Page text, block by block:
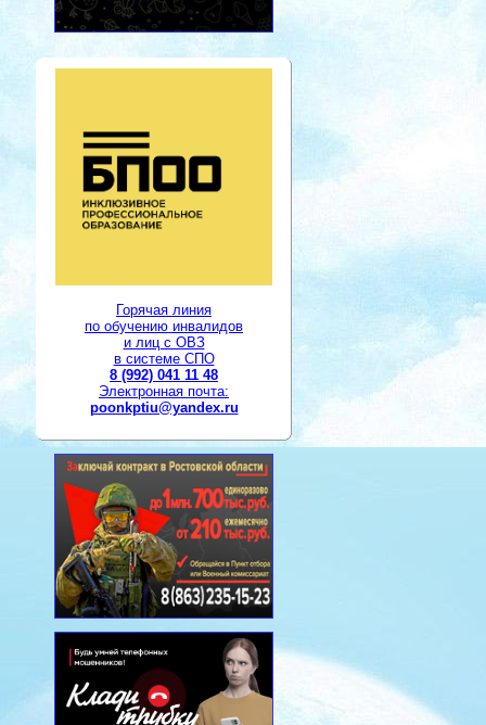
Горячая линия
по обучению инвалидов
и лиц с ОВЗ
в системе СПО
8 (992) 041 11 48
Электронная почта:
poonkptiu@yandex.ru